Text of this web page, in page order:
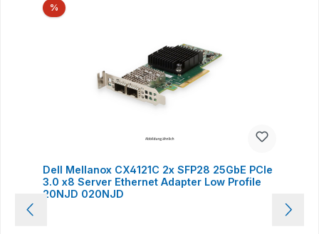
%Rabatt
Dell Mellanox CX4121C 2x SFP28 25GbE PCIe
3.0 x8 Server Ethernet Adapter Low Profile
20NJD 020NJD